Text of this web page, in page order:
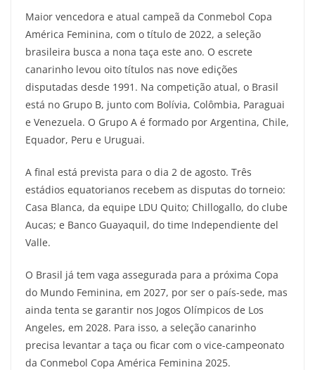
Maior vencedora e atual campeã da Conmebol Copa
América Feminina, com o título de 2022, a seleção
brasileira busca a nona taça este ano. O escrete
canarinho levou oito títulos nas nove edições
disputadas desde 1991. Na competição atual, o Brasil
está no Grupo B, junto com Bolívia, Colômbia, Paraguai
e Venezuela. O Grupo A é formado por Argentina, Chile,
Equador, Peru e Uruguai.
A final está prevista para o dia 2 de agosto. Três
estádios equatorianos recebem as disputas do torneio:
Casa Blanca, da equipe LDU Quito; Chillogallo, do clube
Aucas; e Banco Guayaquil, do time Independiente del
Valle.
O Brasil já tem vaga assegurada para a próxima Copa
do Mundo Feminina, em 2027, por ser o país-sede, mas
ainda tenta se garantir nos Jogos Olímpicos de Los
Angeles, em 2028. Para isso, a seleção canarinho
precisa levantar a taça ou ficar com o vice-campeonato
da Conmebol Copa América Feminina 2025.